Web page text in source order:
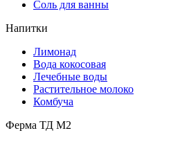
Соль для ванны
Напитки
Лимонад
Вода кокосовая
Лечебные воды
Растительное молоко
Комбуча
Ферма ТД М2